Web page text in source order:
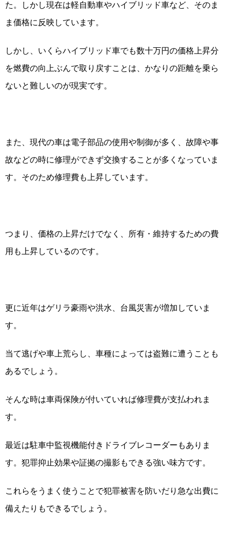
た。しかし現在は軽自動車やハイブリッド車など、そのま
ま価格に反映しています。
しかし、いくらハイブリッド車でも数十万円の価格上昇分
を燃費の向上ぶんで取り戻すことは、かなりの距離を乗ら
ないと難しいのが現実です。
また、現代の車は電子部品の使用や制御が多く、故障や事
故などの時に修理ができず交換することが多くなっていま
す。そのため修理費も上昇しています。
つまり、価格の上昇だけでなく、所有・維持するための費
用も上昇しているのです。
更に近年はゲリラ豪雨や洪水、台風災害が増加していま
す。
当て逃げや車上荒らし、車種によっては盗難に遭うことも
あるでしょう。
そんな時は車両保険が付いていれば修理費が支払われま
す。
最近は駐車中監視機能付きドライブレコーダーもありま
す。犯罪抑止効果や証拠の撮影もできる強い味方です。
これらをうまく使うことで犯罪被害を防いだり急な出費に
備えたりもできるでしょう。